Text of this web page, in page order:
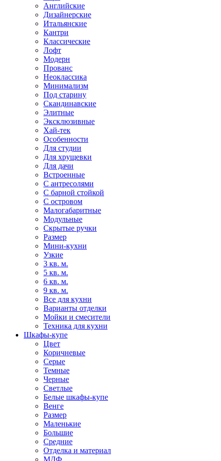
Английские
Дизайнерские
Итальянские
Кантри
Классические
Лофт
Модерн
Прованс
Неоклассика
Минимализм
Под старину
Скандинавские
Элитные
Эксклюзивные
Хай-тек
Особенности
Для студии
Для хрущевки
Для дачи
Встроенные
С антресолями
С барной стойкой
С островом
Малогабаритные
Модульные
Скрытые ручки
Размер
Мини-кухни
Узкие
3 кв. м.
5 кв. м.
6 кв. м.
9 кв. м.
Все для кухни
Варианты отделки
Мойки и смесители
Техника для кухни
Шкафы-купе
Цвет
Коричневые
Серые
Темные
Черные
Светлые
Белые шкафы-купе
Венге
Размер
Маленькие
Большие
Средние
Отделка и материал
МДФ